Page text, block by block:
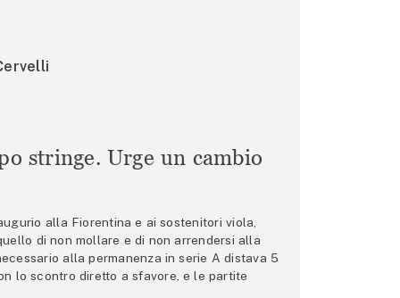
stringe. Urge un cambio
alla Fiorentina e ai sostenitori viola,
di non mollare e di non arrendersi alla
alla permanenza in serie A distava 5
lo scontro diretto a sfavore, e le partite